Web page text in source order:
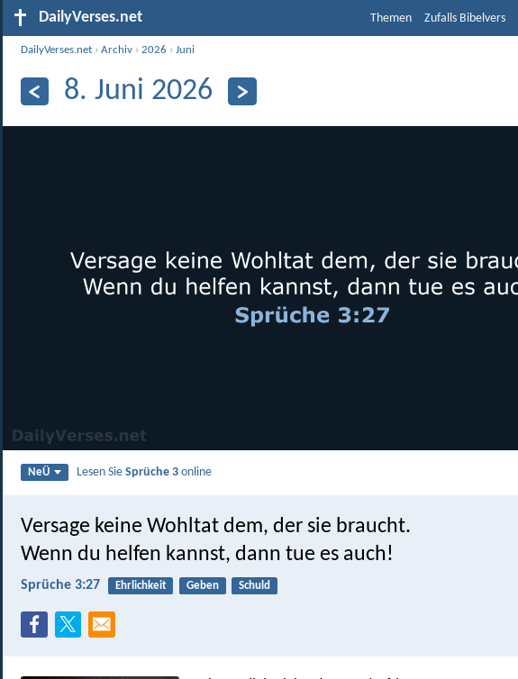
DailyVerses.net Themen Zufalls Bibelvers
DailyVerses.net ›Archiv ›2026 ›Juni
8. Juni 2026
NeÜ Lesen SieSprüche 3 online
Versage keine Wohltat dem, der sie braucht.
Wenn du helfen kannst, dann tue es auch!
Sprüche 3:27 Ehrlichkeit Geben Schuld